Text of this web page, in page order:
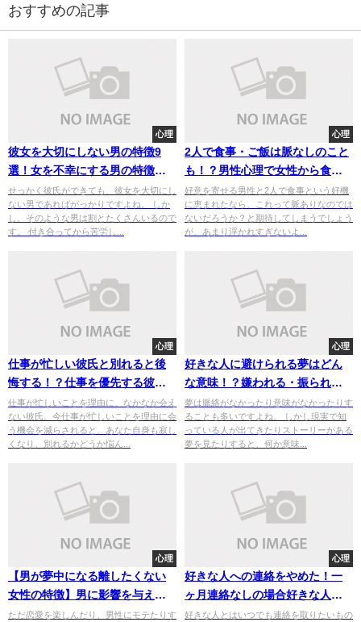
おすすめの記事
心理
彼女を大切にしない男の特徴9
選！女を不幸にする男の特徴を
チェック！
せっかく彼氏ができても、彼女を大切にし
ない男であればがっかりですよね。 しか
し、そのような男は割とたくさんいるので
す。 付き合ってから苦労し...
心理
2人で食事・ご飯は脈なしのこと
も！？男性心理で女性から食事
に誘うのは脈ありかどうか調査
好意を寄せる男性と2人で食事という好機
に恵まれたなら、これって脈ありなのでは
ないだろうか？と期待してしまうでしょう
が、あまり浮かれすぎないよ...
心理
仕事が忙しい彼氏と別れると後
悔する！？仕事を優先する彼氏
と別れるか迷っているならこれ
をチェック！
仕事が忙しいことを理由に、なかなか会え
ない彼氏。今仕事が忙しいことを理由に会
う機会を減らされると、あなた自身も寂し
くなり、別れるかどうか悩ん...
心理
好きな人に避けられる夢はどん
な意味！？嫌われる・振られ
る・告白される夢の意味もチェ
ック！
夢は脈絡がなかったり意味がなかったりす
ることも多いですよね。 しかし現実で知
っている人が出てきたりストーリーがある
夢を見たりすると、何か意味...
心理
【男が夢中になる離したくない
女性の特徴】男に影響を与える
女はどんな人かチェック！
ただ恋愛を楽しんだり、男性にモテたりす
心理
好きな人への連絡をやめた！一
ヶ月連絡なしの場合好きな人に
自分から連絡した方がいい？
好きな人とはいつでも連絡を取りたいもの